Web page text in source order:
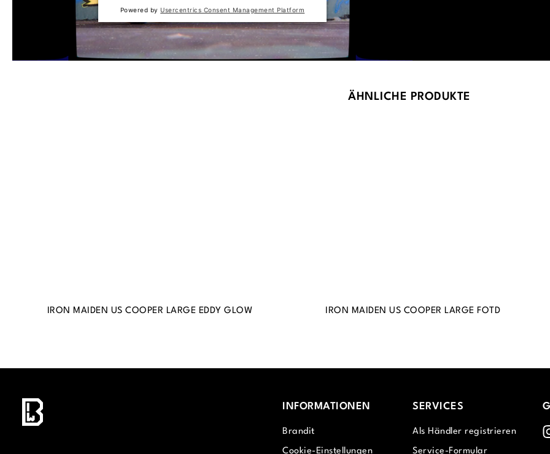
Powered byUsercentrics Consent Management Platform
ÄHNLICHE PRODUKTE
IRON MAIDEN US COOPER LARGE EDDY GLOW IRON MAIDEN US COOPER LARGE FOTD
INFORMATIONEN
Brandit
Cookie-Einstellungen
SERVICES
Als Händler registrieren
Service-Formular